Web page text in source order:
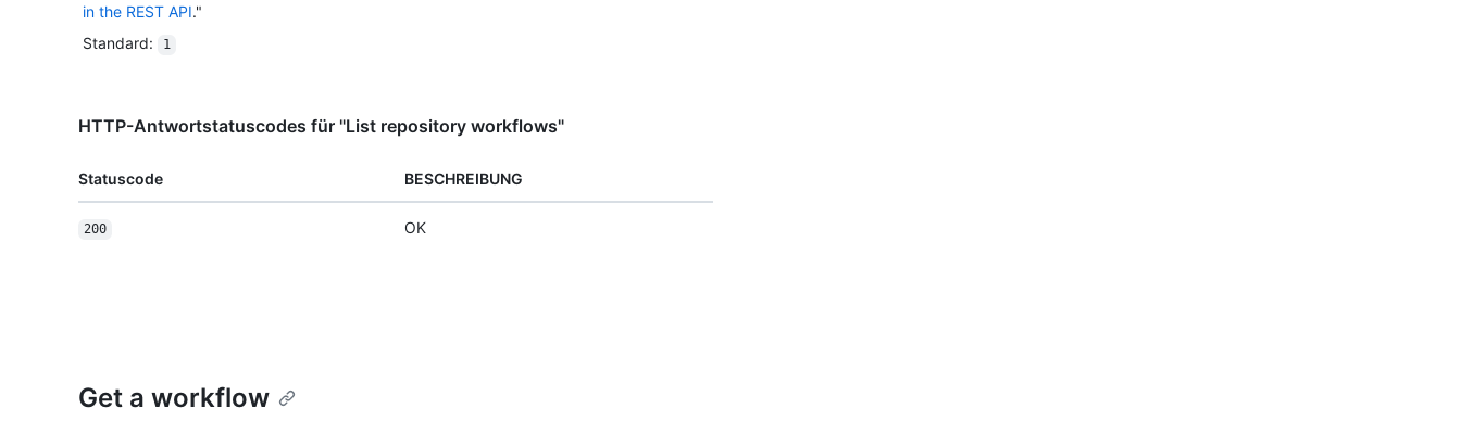
in the REST API."
Standard: 1
HTTP-Antwortstatuscodes für "List repository workflows"
Statuscode BESCHREIBUNG
200 OK
Get a workflow